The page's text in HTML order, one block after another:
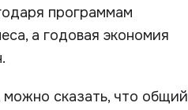
программам
а годовая экономия
сказать, что общий